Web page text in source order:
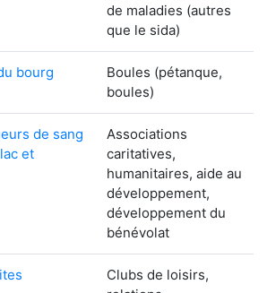
de maladies (autres
que le sida)
bourg
Boules (pétanque,
boules)
de sang
et
Associations
caritatives,
humanitaires, aide au
développement,
développement du
bénévolat
Clubs de loisirs,